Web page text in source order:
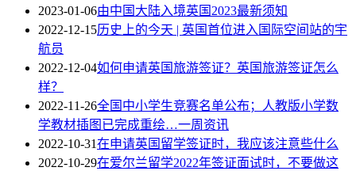
2023-01-06由中国大陆入境英国2023最新须知
2022-12-15历史上的今天 | 英国首位进入国际空间站的宇
航员
2022-12-04如何申请英国旅游签证？英国旅游签证怎么
样？
2022-11-26全国中小学生竞赛名单公布；人教版小学数
学教材插图已完成重绘…一周资讯
2022-10-31在申请英国留学签证时，我应该注意些什么
2022-10-29在爱尔兰留学2022年签证面试时，不要做这